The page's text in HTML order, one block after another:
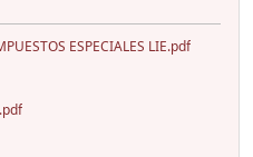
ESPECIALES LIE.pdf